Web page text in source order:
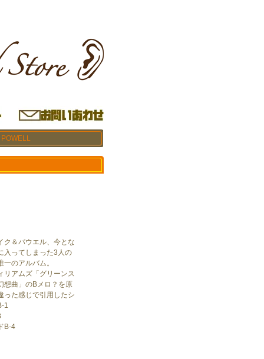
ク＆パウエル、今とな
入ってしまった3人の
のアルバム。
リアムズ「グリーンス
想曲」のBメロ？を原
った感じで引用したシ
1
B-4